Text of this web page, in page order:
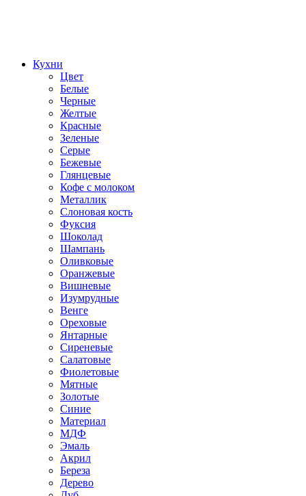
Кухни
Цвет
Белые
Черные
Желтые
Красные
Зеленые
Серые
Бежевые
Глянцевые
Кофе с молоком
Металлик
Слоновая кость
Фуксия
Шоколад
Шампань
Оливковые
Оранжевые
Вишневые
Изумрудные
Венге
Ореховые
Янтарные
Сиреневые
Салатовые
Фиолетовые
Мятные
Золотые
Синие
Материал
МДФ
Эмаль
Акрил
Береза
Дерево